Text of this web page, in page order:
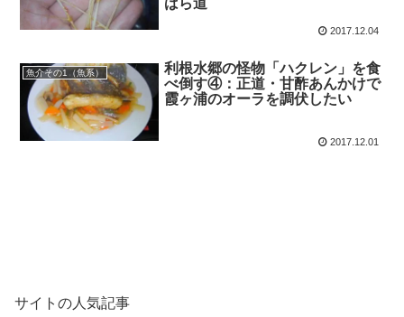
ばら道
2017.12.04
魚介その1（魚系）
利根水郷の怪物「ハクレン」を食
べ倒す④：正道・甘酢あんかけで
霞ヶ浦のオーラを調伏したい
2017.12.01
サイトの人気記事